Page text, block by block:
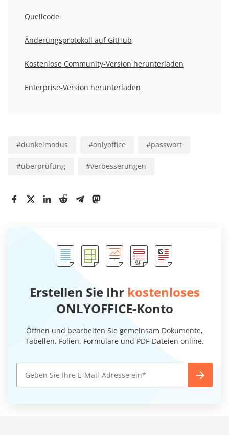
Quellcode
Änderungsprotokoll auf GitHub
Kostenlose Community-Version herunterladen
Enterprise-Version herunterladen
#dunkelmodus #onlyoffice #passwort
#überprüfung #verbesserungen
Erstellen Sie Ihr kostenloses
ONLYOFFICE-Konto
Öffnen und bearbeiten Sie gemeinsam Dokumente,
Tabellen, Folien, Formulare und PDF-Dateien online.